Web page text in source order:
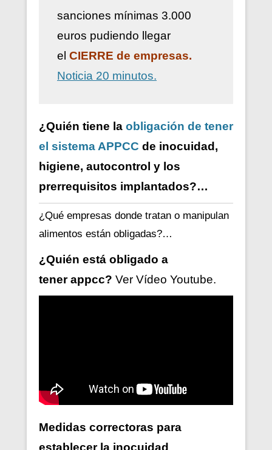
sanciones mínimas 3.000
euros pudiendo llegar
el CIERRE de empresas.
Noticia 20 minutos.
¿Quién tiene la obligación de tener
el sistema APPCC de inocuidad,
higiene, autocontrol y los
prerrequisitos implantados?…
¿Qué empresas donde tratan o manipulan
alimentos están obligadas?…
¿Quién está obligado a
tenerappcc? Ver Vídeo Youtube.
Medidas correctoras para
establecer la inocuidad